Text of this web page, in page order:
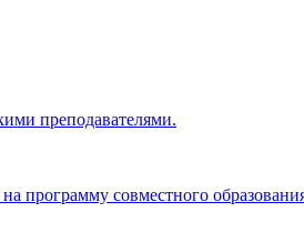
преподавателями.
программу совместного